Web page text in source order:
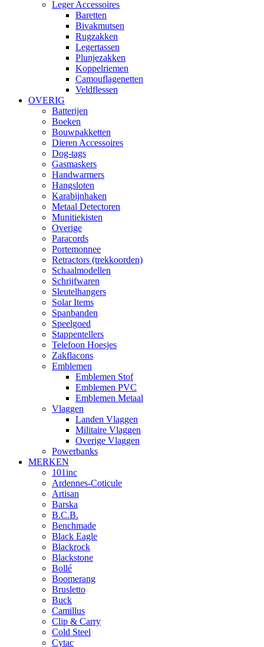
Leger Accessoires
Baretten
Bivakmutsen
Rugzakken
Legertassen
Plunjezakken
Koppelriemen
Camouflagenetten
Veldflessen
OVERIG
Batterijen
Boeken
Bouwpakketten
Dieren Accessoires
Dog-tags
Gasmaskers
Handwarmers
Hangsloten
Karabijnhaken
Metaal Detectoren
Munitiekisten
Overige
Paracords
Portemonnee
Retractors (trekkoorden)
Schaalmodellen
Schrijfwaren
Sleutelhangers
Solar Items
Spanbanden
Speelgoed
Stappentellers
Telefoon Hoesjes
Zakflacons
Emblemen
Emblemen Stof
Emblemen PVC
Emblemen Metaal
Vlaggen
Landen Vlaggen
Militaire Vlaggen
Overige Vlaggen
Powerbanks
MERKEN
101inc
Ardennes-Coticule
Artisan
Barska
B.C.B.
Benchmade
Black Eagle
Blackrock
Blackstone
Bollé
Boomerang
Brusletto
Buck
Camillus
Clip & Carry
Cold Steel
Cytac